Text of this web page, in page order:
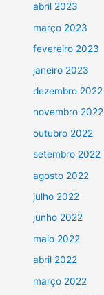
abril 2023
março 2023
fevereiro 2023
janeiro 2023
dezembro 2022
novembro 2022
outubro 2022
setembro 2022
agosto 2022
julho 2022
junho 2022
maio 2022
abril 2022
março 2022